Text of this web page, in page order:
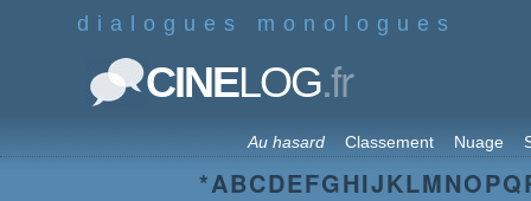
dialogues monologues
CINELOG.fr
Au hasard Classement Nuage
*ABCDEFGHIJKLMNOPQ